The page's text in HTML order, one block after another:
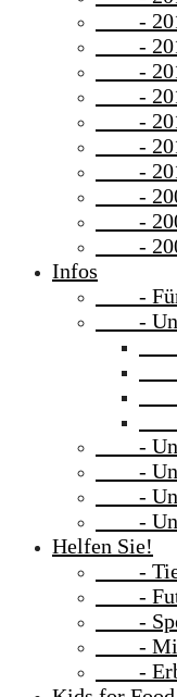
-
-
-
-
-
-
-
-
-
-
Infos
- Für
-
-
-
-
-
-
-
-
-
Helfen Sie!
-
-
-
-
-